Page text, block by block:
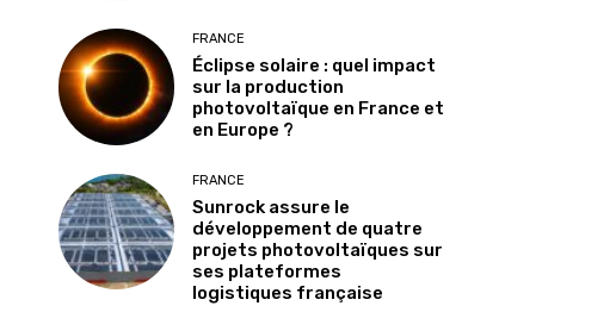
FRANCE
Éclipse solaire : quel impact
sur la production
photovoltaïque en France et
en Europe ?
FRANCE
Sunrock assure le
développement de quatre
projets photovoltaïques sur
ses plateformes
logistiques française